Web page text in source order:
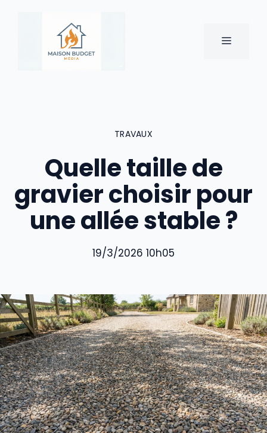
MENU
TRAVAUX
Quelle taille de
gravier choisir pour
une allée stable ?
19/3/2026 10h05